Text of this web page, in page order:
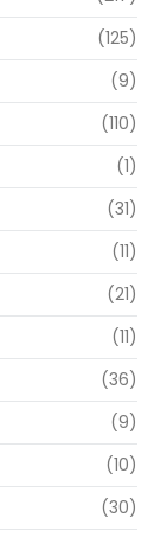
(125)
(9)
(110)
(1)
(31)
(11)
(21)
(11)
(36)
(9)
(10)
(30)